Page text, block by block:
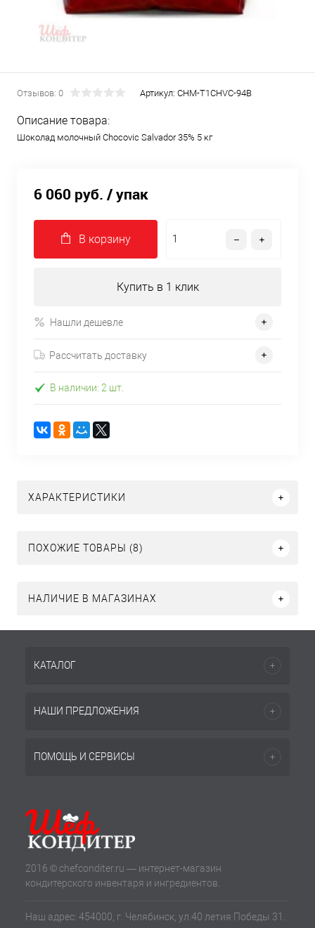
Отзывов: 0 Артикул: CHM-T1CHVC-94B
Описание товара:
Шоколад молочный Chocovic Salvador 35% 5 кг
6 060 руб. / упак
В корзину
Купить в 1 клик
Нашли дешевле
Рассчитать доставку
В наличии: 2 шт.
ХАРАКТЕРИСТИКИ
ПОХОЖИЕ ТОВАРЫ (8)
НАЛИЧИЕ В МАГАЗИНАХ
КАТАЛОГ
НАШИ ПРЕДЛОЖЕНИЯ
ПОМОЩЬ И СЕРВИСЫ
2016 © chefconditer.ru — интернет-магазин
кондитерского инвентаря и ингредиентов.
Наш адрес: 454000, г. Челябинск, ул.40 летия Победы 31.